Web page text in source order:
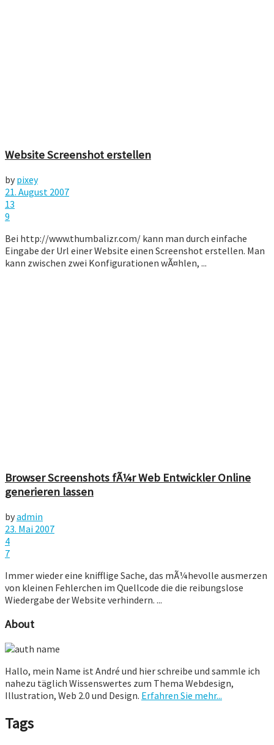
Website Screenshot erstellen
by pixey
21. August 2007
13
9
Bei http://www.thumbalizr.com/ kann man durch einfache
Eingabe der Url einer Website einen Screenshot erstellen. Man
kann zwischen zwei Konfigurationen wÃ¤hlen, ...
Browser Screenshots fÃ¼r Web Entwickler Online
generieren lassen
byadmin
23. Mai 2007
4
7
Immer wieder eine knifflige Sache, das mÃ¼hevolle ausmerzen
von kleinen Fehlerchen im Quellcode die die reibungslose
Wiedergabe der Website verhindern. ...
About
Hallo, mein Name ist André und hier schreibe und sammle ich
nahezu täglich Wissenswertes zum Thema Webdesign,
Illustration, Web 2.0 und Design. Erfahren Sie mehr...
Tags